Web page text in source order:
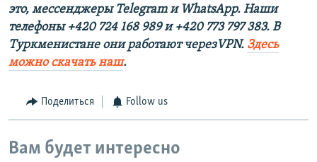
это, мессенджеры Telegram и WhatsApp. Наши
телефоны +420 724 168 989 и +420 773 797 383. В
Туркменистане они работают черезVPN. Здесь
можно скачать наш.
Поделиться Follow us
Вам будет интересно